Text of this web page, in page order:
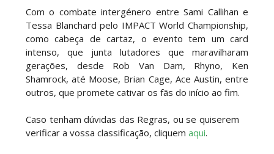
Unknown - Aug 06 2026
VAGA GARANTIDA NO CASINO GAUNTLET:
Andrade El Idolo vence combate de tripla
ameaça no Grand Slam Mexico e é brutalizado
por MJF
Unknown- Aug 06 2026
CAOS NO GRAND SLAM MEXICO: The Death
Riders vencem confronto caótico após confusão
entre Adam Copeland e Young Bucks
Com o combate intergénero entre Sami Callihan e
Tessa Blanchard pelo IMPACT World Championship,
como cabeça de cartaz, o evento tem um card
intenso, que junta lutadores que maravilharam
gerações, desde Rob Van Dam, Rhyno, Ken
Shamrock, até Moose, Brian Cage, Ace Austin, entre
outros, que promete cativar os fãs do início ao fim.
Caso tenham dúvidas das Regras, ou se quiserem
verificar a vossa classificação, cliquem aqui.